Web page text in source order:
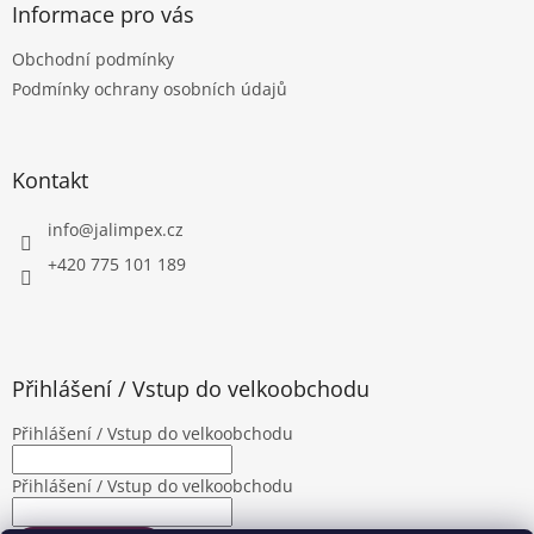
y
Informace pro vás
Obchodní podmínky
Podmínky ochrany osobních údajů
Kontakt
info@jalimpex.cz
+420 775 101 189
Přihlášení / Vstup do velkoobchodu
Přihlášení / Vstup do velkoobchodu
Přihlášení / Vstup do velkoobchodu